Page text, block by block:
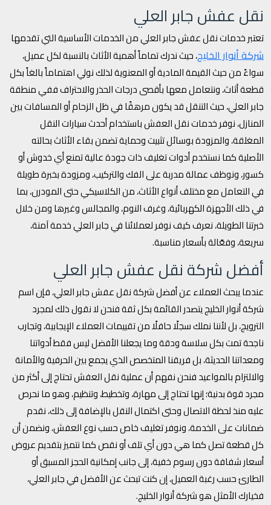
نقل عفش جابر العلي
تعتبر خدمات نقل عفش جابر العلي من الخدمات الأساسية التي تقدمها
شركة أنوار الخليج، حيث ندرك تماماً أهمية الأثاث بالنسبة لكل عميل،
سواءً من حيث القيمة المادية أو المعنوية لذلك نولي اهتماماً بالغاً بكل
قطعة أثاث، ونتعامل معها بأقصى درجات الحذر والاحتراف ففي منطقة
جابر العلي، حيث التنقل قد يكون مرهقًا في ظل الزحام أو المسافات بين
المنازل، نوفر خدمات نقل العفش باستخدام أحدث سيارات النقل
المغلقة، والمزودة بوسائل تثبيت وحماية تضمن بقاء الأثاث بحالته
الأصلية كما نستخدم أدوات تغليف ذات جودة عالية تمنع أي خدوش أو
كسور، ونوظف عمالة مدربة على الفك والتركيب، ومزودة بخبرة طويلة
في التعامل مع مختلف أنواع الأثاث، من الكلاسيكي حتى المودرن، بما
في ذلك الأجهزة الكهربائية، وغرف النوم، والمجالس وغيرها ومن خلال
خبرتنا الطويلة، نعرف كيف نوفر لعملائنا في جابر العلي خدمة آمنة،
سريعة، وفعّالة بأسعار مناسبة.
أفضل شركة نقل عفش جابر العلي
عندما يبحث العملاء عن أفضل شركة نقل عفش جابر العلي، فإن اسم
شركة أنوار الخليج يتصدر القائمة بكل ثقة فنحن لا نقول ذلك لمجرد
الترويج، بل لأننا نملك سجلًا حافلًا من تقييمات العملاء الإيجابية، وتجارب
ناجحة تمت بكل سلاسة ودقة وما يجعلنا الأفضل ليس فقط أدواتنا
ومعداتنا الحديثة، بل فريقنا المتخصص الذي يجمع بين الحرفية والأمانة
والالتزام بالمواعيد فنحن نفهم أن عملية نقل العفش تحتاج إلى أكثر من
مجرد قوة بدنية؛ إنها تحتاج إلى مهارة، وتخطيط، وتنظيم، وهو ما نحرص
عليه منذ لحظة الاتصال وحتى اكتمال النقل بالإضافة إلى ذلك، نقدم
ضمانات على الخدمة، ونوفر تغليف خاص حسب نوع العفش، ونضمن أن
كل قطعة تصل كما هي دون أي تلف أو نقص كما نتميز بتقديم عروض
أسعار شفافة دون رسوم خفية، إلى جانب إمكانية الحجز المسبق أو
الطارئ حسب رغبة العميل، إن كنت تبحث عن الأفضل في جابر العلي،
فخيارك الأمثل هو شركة أنوار الخليج.